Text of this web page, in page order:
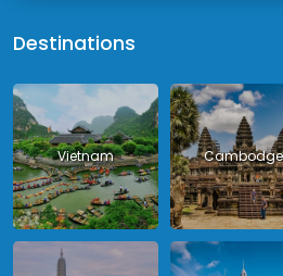
Destinations
Vietnam Cambodge